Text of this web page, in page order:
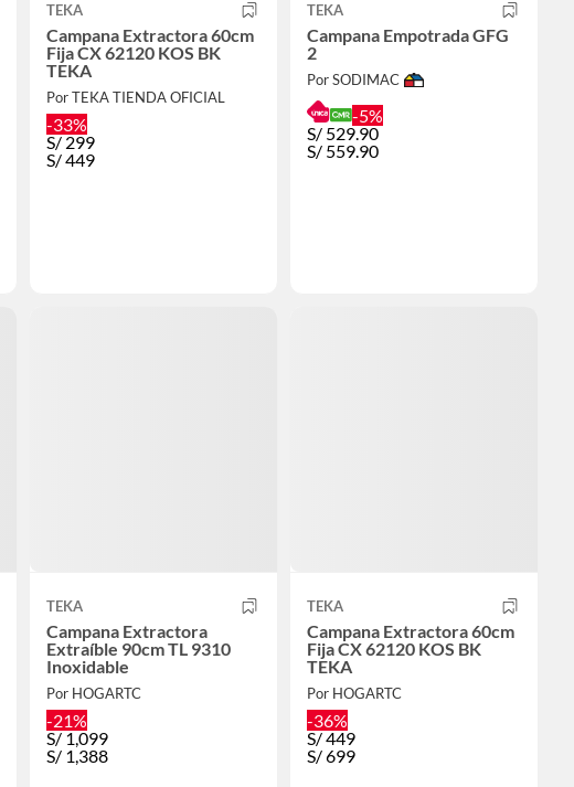
TEKA
Campana Extractora 60cm
Fija CX 62120 KOS BK
TEKA
Por TEKA TIENDA OFICIAL
-33%
S/299
S/449
TEKA
Campana Empotrada GFG
2
Por SODIMAC
-5%
S/ 529.90
S/ 559.90
TEKA
Campana Extractora
Extraíble 90cm TL 9310
Inoxidable
Por HOGARTC
-21%
S/1,099
S/ 1,388
TEKA
Campana Extractora 60cm
Fija CX 62120 KOS BK
TEKA
Por HOGARTC
-36%
S/449
S/699